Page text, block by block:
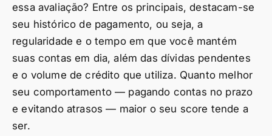
essa avaliação? Entre os principais, destacam-se
seu histórico de pagamento, ou seja, a
regularidade e o tempo em que você mantém
suas contas em dia, além das dívidas pendentes
e o volume de crédito que utiliza. Quanto melhor
seu comportamento — pagando contas no prazo
e evitando atrasos — maior o seu score tende a
ser.